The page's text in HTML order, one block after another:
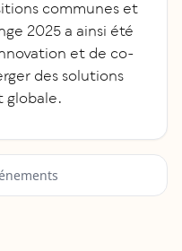
communes et
2025 a ainsi été
et de co-
des solutions
globale.